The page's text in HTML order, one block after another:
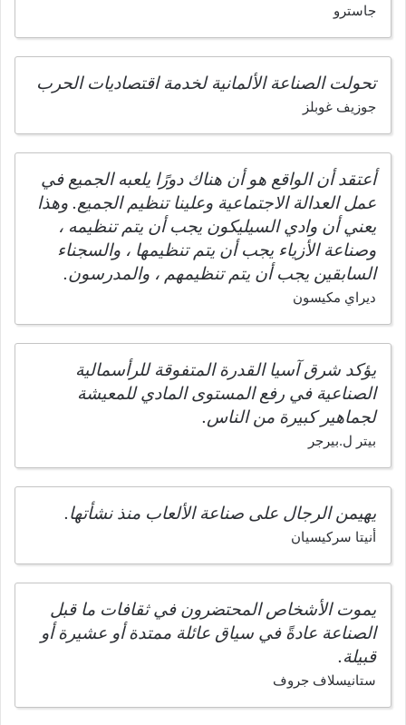
جاسترو
تحولت الصناعة الألمانية لخدمة اقتصاديات الحرب
جوزيف غوبلز
أعتقد أن الواقع هو أن هناك دورًا يلعبه الجميع في
عمل العدالة الاجتماعية وعلينا تنظيم الجميع. وهذا
يعني أن وادي السيليكون يجب أن يتم تنظيمه ،
وصناعة الأزياء يجب أن يتم تنظيمها ، والسجناء
السابقين يجب أن يتم تنظيمهم ، والمدرسون.
ديراي مكيسون
يؤكد شرق آسيا القدرة المتفوقة للرأسمالية
الصناعية في رفع المستوى المادي للمعيشة
لجماهير كبيرة من الناس.
بيتر ل.بيرجر
يهيمن الرجال على صناعة الألعاب منذ نشأتها.
أنيتا سركيسيان
يموت الأشخاص المحتضرون في ثقافات ما قبل
الصناعة عادةً في سياق عائلة ممتدة أو عشيرة أو
قبيلة.
ستانيسلاف جروف